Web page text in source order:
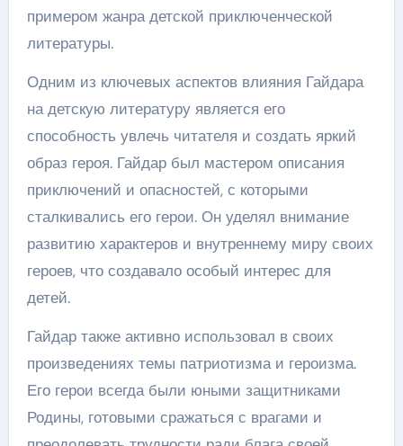
примером жанра детской приключенческой
литературы.
Одним из ключевых аспектов влияния Гайдара
на детскую литературу является его
способность увлечь читателя и создать яркий
образ героя. Гайдар был мастером описания
приключений и опасностей, с которыми
сталкивались его герои. Он уделял внимание
развитию характеров и внутреннему миру своих
героев, что создавало особый интерес для
детей.
Гайдар также активно использовал в своих
произведениях темы патриотизма и героизма.
Его герои всегда были юными защитниками
Родины, готовыми сражаться с врагами и